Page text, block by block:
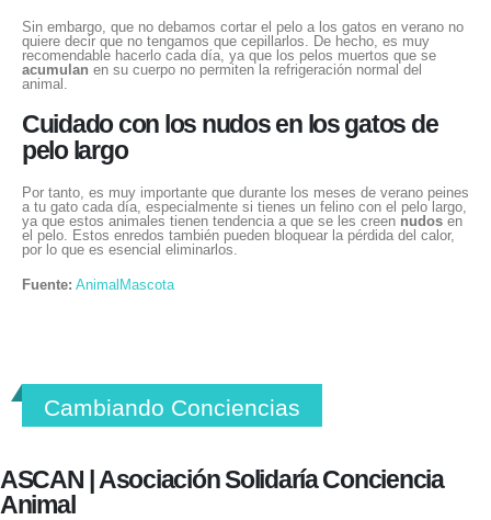
Sin embargo, que no debamos cortar el pelo a los gatos en verano no
quiere decir que no tengamos que cepillarlos. De hecho, es muy
recomendable hacerlo cada día, ya que los pelos muertos que se
acumulan en su cuerpo no permiten la refrigeración normal del
animal.
Cuidado con los nudos en los gatos de
pelo largo
Por tanto, es muy importante que durante los meses de verano peines
a tu gato cada día, especialmente si tienes un felino con el pelo largo,
ya que estos animales tienen tendencia a que se les creen nudos en
el pelo. Estos enredos también pueden bloquear la pérdida del calor,
por lo que es esencial eliminarlos.
Fuente: AnimalMascota
Cambiando Conciencias
ASCAN | Asociación Solidaría Conciencia
Animal